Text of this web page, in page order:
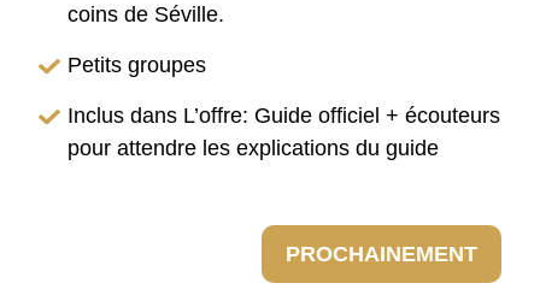
coins de Séville.
Petits groupes
Inclus dans L’offre: Guide officiel + écouteurs
pour attendre les explications du guide
PROCHAINEMENT